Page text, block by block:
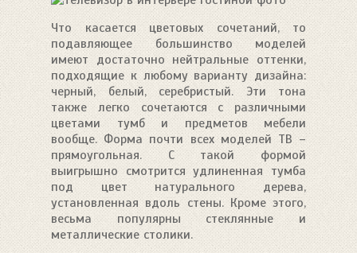
Что касается цветовых сочетаний, то
подавляющее большинство моделей
имеют достаточно нейтральные оттенки,
подходящие к любому варианту дизайна:
черный, белый, серебристый. Эти тона
также легко сочетаются с различными
цветами тумб и предметов мебели
вообще. Форма почти всех моделей ТВ –
прямоугольная. С такой формой
выигрышно смотрится удлиненная тумба
под цвет натурального дерева,
установленная вдоль стены. Кроме этого,
весьма популярны стеклянные и
металлические столики.